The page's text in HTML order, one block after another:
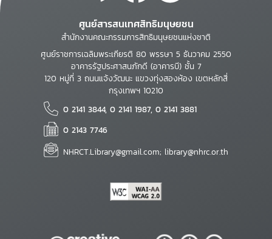
ศูนย์สารสนเทศสิทธิมนุษยชน
สำนักงานคณะกรรมการสิทธิมนุษยชนแห่งชาติ
ศูนย์ราชการเฉลิมพระเกียรติ 80 พรรษา 5 ธันวาคม 2550
อาคารรัฐประศาสนภักดี (อาคารบี) ชั้น 7
120 หมู่ที่ 3 ถนนแจ้งวัฒนะ แขวงทุ่งสองห้อง เขตหลักสี่
กรุงเทพฯ 10210
0 2141 3844, 0 2141 1987, 0 2141 3881
0 2143 7746
NHRCT.Library@gmail.com; library@nhrc.or.th